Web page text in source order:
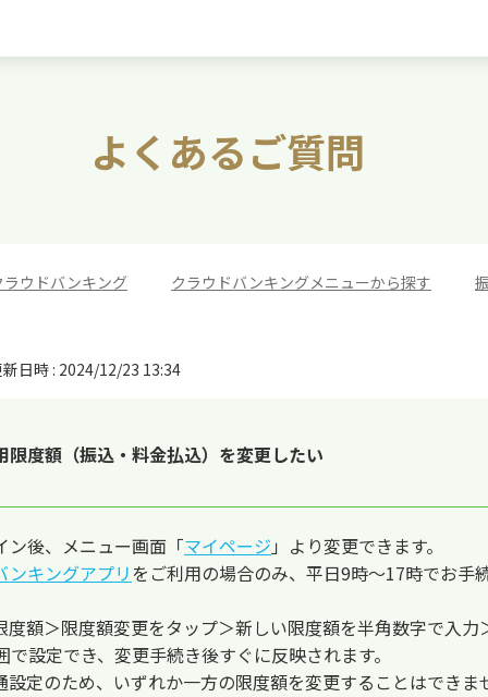
よくあるご質問
ウドバンキング クラウドバンキングメニューから探す
日時 : 2024/12/23 13:34
度額（振込・料金払込）を変更したい
ン後、メニュー画面「マイページ 」より変更できます。
ンキングアプリをご利用の場合のみ、平日9時～17時でお手
額＞限度額変更をタップ＞新しい限度額を半角数字で入力
設定でき、変更手続き後すぐに反映されます。
定のため、いずれか一方の限度額を変更することはできま